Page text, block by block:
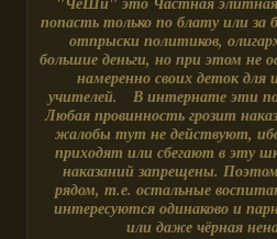
попасть только по блату или за
отпрыски политиков,
большие деньги, но при этом не
намеренно своих деток
учителей. В интернате эти
Любая провинность грозит
жалобы тут не действуют, ибо
приходят или сбегают в эту
наказаний запрещены.
рядом, т.е. остальные
интересуются одинаково и
или даже чёрная